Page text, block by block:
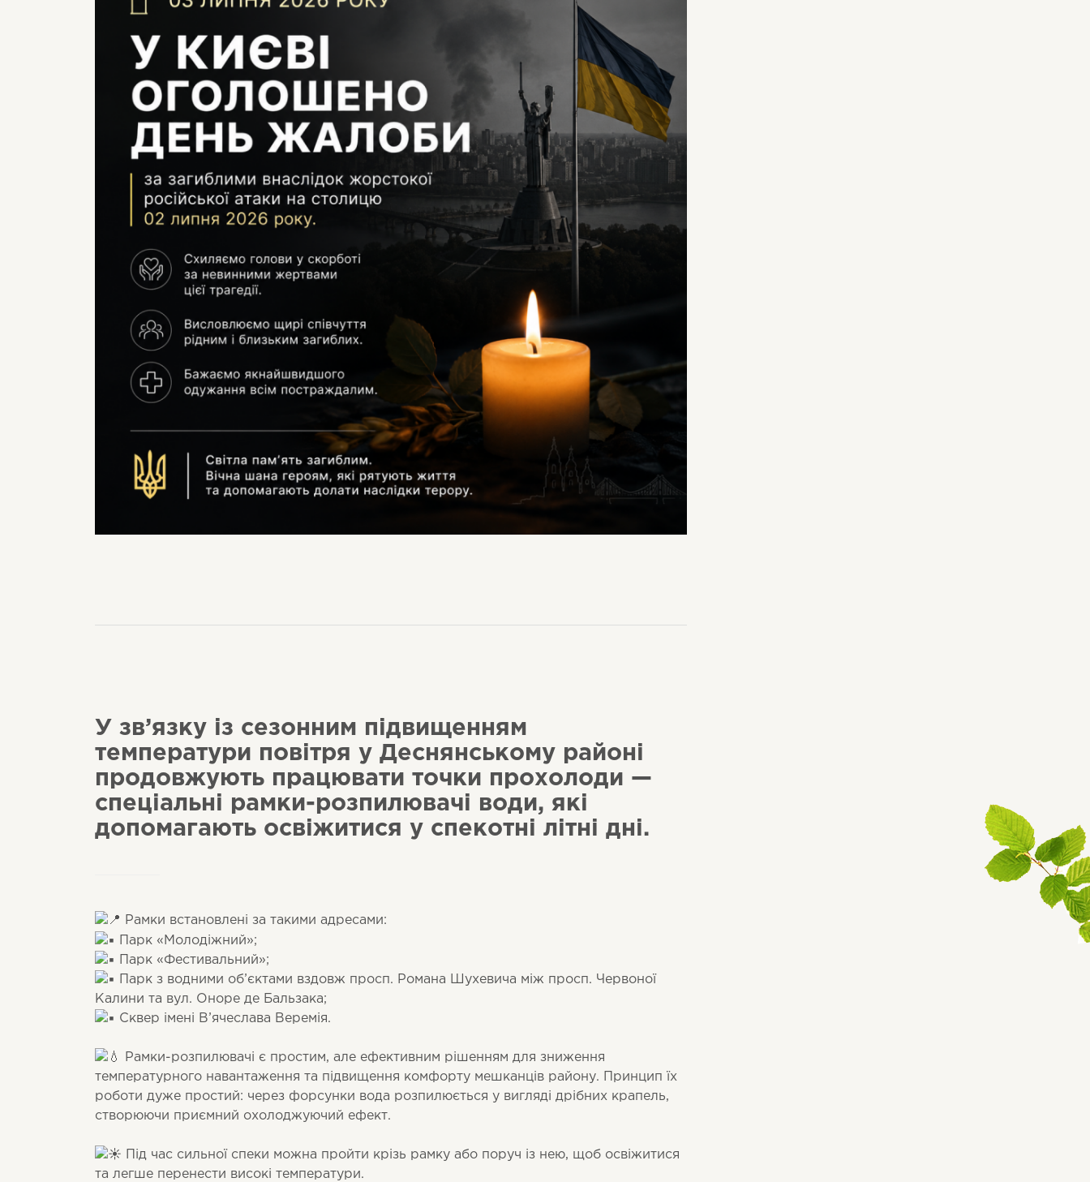
У зв’язку із сезонним підвищенням
температури повітря у Деснянському районі
продовжують працювати точки прохолоди —
спеціальні рамки-розпилювачі води, які
допомагають освіжитися у спекотні літні дні.
Рамки встановлені за такими адресами:
Парк «Молодіжний»;
Парк «Фестивальний»;
Парк з водними об’єктами вздовж просп. Романа Шухевича між просп. Червоної
Калини та вул. Оноре де Бальзака;
Сквер імені В’ячеслава Веремія.
Рамки-розпилювачі є простим, але ефективним рішенням для зниження
температурного навантаження та підвищення комфорту мешканців району. Принцип їх
роботи дуже простий: через форсунки вода розпилюється у вигляді дрібних крапель,
створюючи приємний охолоджуючий ефект.
Під час сильної спеки можна пройти крізь рамку або поруч із нею, щоб освіжитися
та легше перенести високі температури.